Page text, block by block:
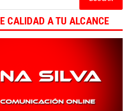
CALIDAD A TU ALCANCE